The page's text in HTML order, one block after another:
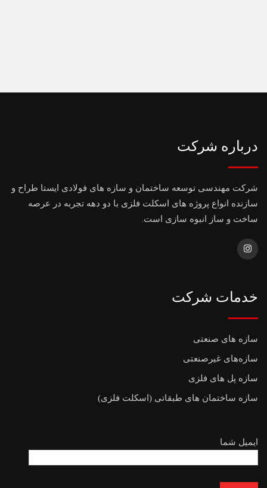
درباره شرکت
شرکت مهندسی توسعه ساختمان و سازه های فولادی ایستا طراح و
سازنده انواع پروژه های اسکلت فلزی با دو دهه تجربه در عرصه
ساخت و ساز انبوه سازی است.
خدمات شرکت
سازه های صنعتی
سازه‌های غیرصنعتی
سازه پل های فلزی
سازه ساختمان های طبقاتی (اسکلت فلزی)
ایمیل شما